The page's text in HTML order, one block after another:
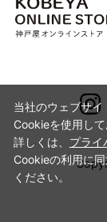
当社のウェブサイ
Cookieを使用して
詳しくは、 プライ
Cookieの利用に
ください。